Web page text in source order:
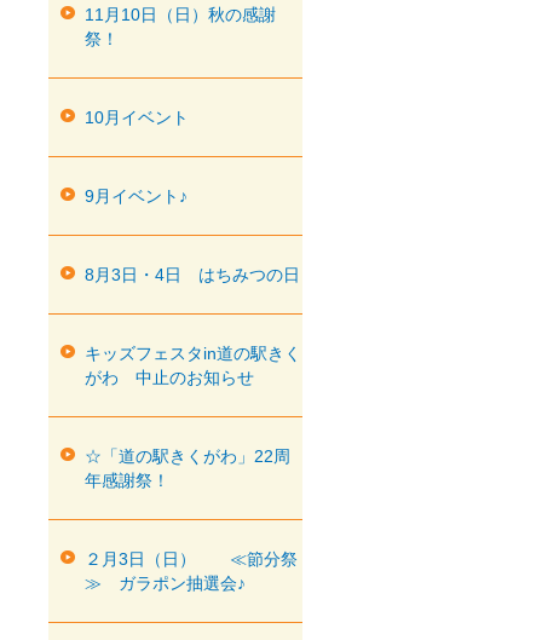
11月10日（日）秋の感謝
祭！
10月イベント
9月イベント♪
8月3日・4日 はちみつの日
キッズフェスタin道の駅きく
がわ 中止のお知らせ
☆「道の駅きくがわ」22周
年感謝祭！
２月3日（日） ≪節分祭
≫ ガラポン抽選会♪